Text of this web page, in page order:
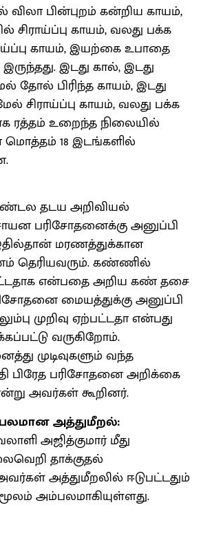
விலா பின்புறம் கன்றிய காயம்,
சிராய்ப்பு காயம், வலது பக்க
காயம், இயற்கை உபாதை
இடது கால், இடது
தோல் பிரிந்த காயம், இடது
சிராய்ப்பு காயம், வலது பக்க
ரத்தம் உறைந்த நிலையில்
18 இடங்களில்
தடய அறிவியல்
பரிசோதனைக்கு அனுப்பி
மரணத்துக்கான
தெரியவரும். கண்ணில்
என்பதை அறிய கண் தசை
மையத்துக்கு அனுப்பி
முறிவு ஏற்பட்டதா என்பது
வருகிறோம்.
முடிவுகளும் வந்த
பிரேத பரிசோதனை அறிக்கை
அவர்கள் கூறினர்.
அத்துமீறல்:
அஜித்குமார் மீது
தாக்குதல்
அத்துமீறலில் ஈடுபட்டதும்
அம்பலமாகியுள்ளது.